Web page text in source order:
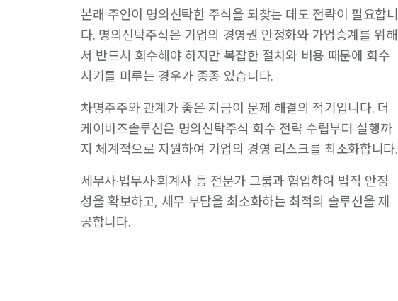
본래 주인이 명의신탁한 주식을 되찾는 데도 전략이 필요합니
다. 명의신탁주식은 기업의 경영권 안정화와 가업승계를 위해
서 반드시 회수해야 하지만 복잡한 절차와 비용 때문에 회수
시기를 미루는 경우가 종종 있습니다.
차명주주와 관계가 좋은 지금이 문제 해결의 적기입니다. 더
케이비즈솔루션은 명의신탁주식 회수 전략 수립부터 실행까
지 체계적으로 지원하여 기업의 경영 리스크를 최소화합니다.
세무사·법무사·회계사 등 전문가 그룹과 협업하여 법적 안정
성을 확보하고, 세무 부담을 최소화하는 최적의 솔루션을 제
공합니다.